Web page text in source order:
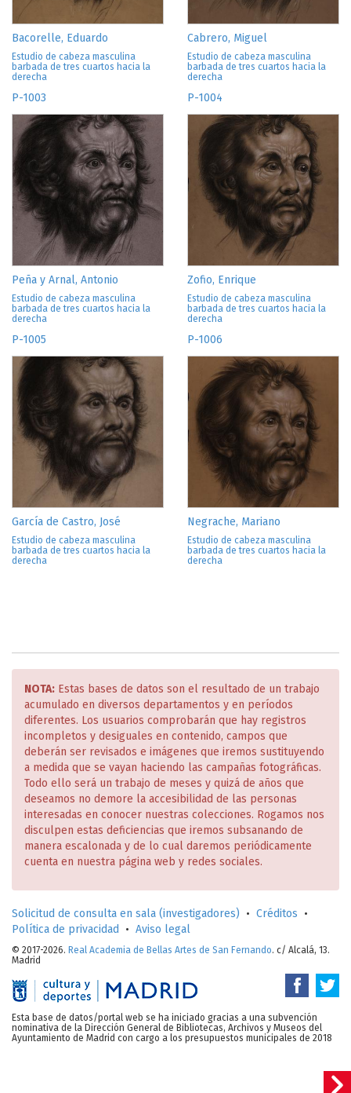
Bacorelle, Eduardo
Estudio de cabeza masculina
barbada de tres cuartos hacia la
derecha
Cabrero, Miguel
Estudio de cabeza masculina
barbada de tres cuartos hacia la
derecha
P-1003
Peña y Arnal, Antonio
Estudio de cabeza masculina
barbada de tres cuartos hacia la
derecha
P-1004
Zofio, Enrique
Estudio de cabeza masculina
barbada de tres cuartos hacia la
derecha
P-1005
García de Castro, José
Estudio de cabeza masculina
barbada de tres cuartos hacia la
derecha
P-1006
Negrache, Mariano
Estudio de cabeza masculina
barbada de tres cuartos hacia la
derecha
NOTA: Estas bases de datos son el resultado de un trabajo
acumulado en diversos departamentos y en períodos
diferentes. Los usuarios comprobarán que hay registros
incompletos y desiguales en contenido, campos que
deberán ser revisados e imágenes que iremos sustituyendo
a medida que se vayan haciendo las campañas fotográficas.
Todo ello será un trabajo de meses y quizá de años que
deseamos no demore la accesibilidad de las personas
interesadas en conocer nuestras colecciones. Rogamos nos
disculpen estas deficiencias que iremos subsanando de
manera escalonada y de lo cual daremos periódicamente
cuenta en nuestra página web y redes sociales.
Solicitud de consulta en sala (investigadores) • Créditos •
Política de privacidad
• Aviso legal
© 2017-2026. Real Academia de Bellas Artes de San Fernando. c/ Alcalá, 13.
Madrid
Esta base de datos/portal web se ha iniciado gracias a una subvención
nominativa de la Dirección General de Bibliotecas, Archivos y Museos del
Ayuntamiento de Madrid con cargo a los presupuestos municipales de 2018